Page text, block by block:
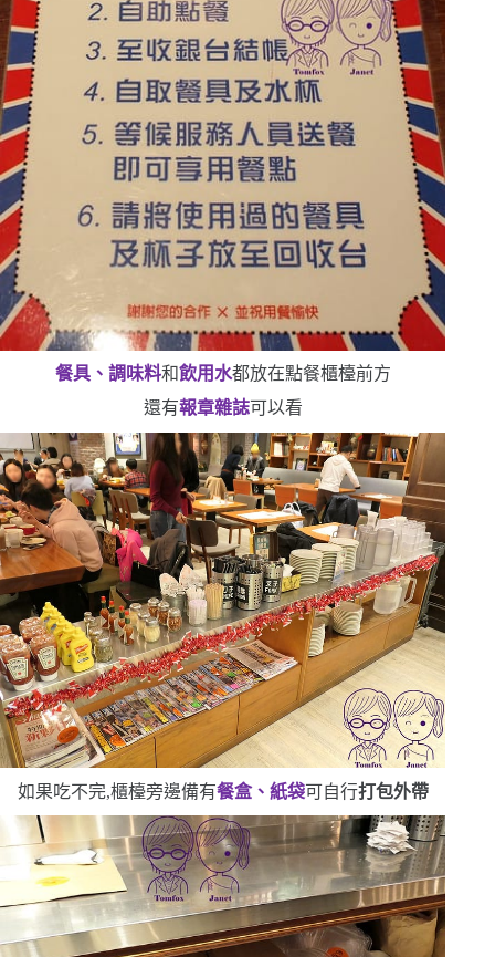
餐具、調味料和飲用水都放在點餐櫃檯前方
還有報章雜誌可以看
如果吃不完,櫃檯旁邊備有餐盒、紙袋可自行打包外帶